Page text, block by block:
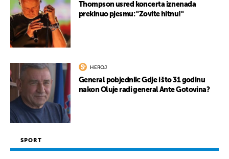
Thompson usred koncerta iznenada
prekinuo pjesmu: "Zovite hitnu!"
HEROJ
General pobjednik: Gdje i što 31 godinu
nakon Oluje radi general Ante Gotovina?
SPORT